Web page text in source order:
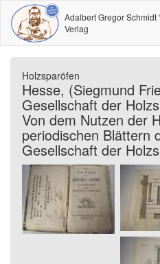
Adalbert Gregor Schmidt
Verlag
Holzsparöfen
Hesse, (Siegmund
Gesellschaft der
Von dem Nutzen der
periodischen Blättern
Gesellschaft der